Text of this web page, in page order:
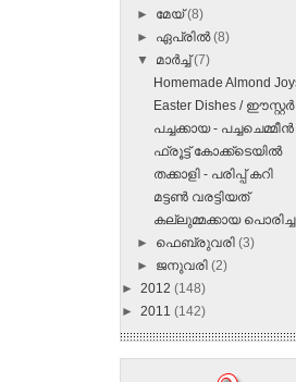
► മേയ്(8)
► ഏപ്രിൽ(8)
▼ മാർച്ച്(7)
Homemade Almond
Easter Dishes /
പച്ചക്കായ -
ഫ്രൂട്ട് കോക്ക്ടെയിൽ
തക്കാളി - പരിപ്പ് കറി
മട്ടണ്‍ വരട്ടിയത്
കല്ലുമ്മക്കായ
► ഫെബ്രുവരി(3)
► ജനുവരി(2)
► 2012 (148)
► 2011 (142)